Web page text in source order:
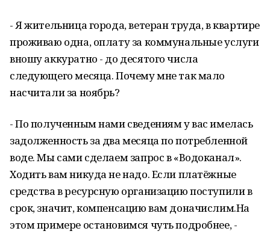
- Я жительница города, ветеран труда, в квартире
проживаю одна, оплату за коммунальные услуги
вношу аккуратно - до десятого числа
следующего месяца. Почему мне так мало
насчитали за ноябрь?
- По полученным нами сведениям у вас имелась
задолженность за два месяца по потребленной
воде. Мы сами сделаем запрос в «Водоканал».
Ходить вам никуда не надо. Если платёжные
средства в ресурсную организацию поступили в
срок, значит, компенсацию вам доначислим.На
этом примере остановимся чуть подробнее, -